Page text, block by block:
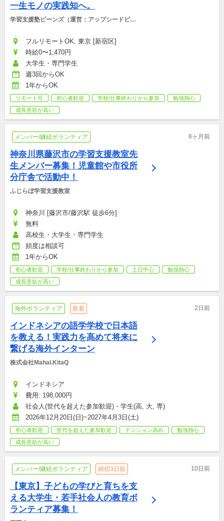
一生モノの実践知へ。
学習支援塾ビーンズ（運営：アップシードビー
フルリモートOK, 東京 [新宿区]
時給0〜1,470円
大学生・専門学生
週3回からOK
1年からOK
リモート可 初心者歓迎 学校/仕事終わりから参加
勉強熱心
成長意欲が高い
メンバー/継続ボランティア 8ヶ月前
神奈川県藤沢市の学習支援教室先
生メンバー募集！児童館や市役所
分庁舎で活動中！
ふじらぼ学習支援教室
神奈川 [藤沢市/藤沢駅 徒歩6分]
無料
高校生・大学生・専門学生
頻度は相談可
1年からOK
初心者歓迎 学校/仕事終わりから参加 土日中心
勉強熱心
成長意欲が高い
海外ボランティア 新着 2日前
インドネシアの語学学校で日本語
を教える！実践力を高めて将来に
繋げる海外インターン
株式会社Mahal.KitaQ
インドネシア
費用: 198,000円
社会人(世代を超えた参加歓迎)・学生(高, 大, 専)
2026年12月20日(日)~2027年4月3日(土)
初心者歓迎 世代を超えた参加歓迎 テンション高め
勉強熱心
成長意欲が高い
メンバー/継続ボランティア 締切3日前 10日前
【東京】子どもの学びと育ちを支
える大学生・若手社会人の教育ボ
ランティア募集！